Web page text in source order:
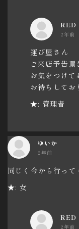
RED
2年前
運び屋さん
ご来店予告頂
お気をつけて
お待ちしてお
★: 管理者
ゆいか
2年前
同じく今から行って
★: 女
RED
2年前